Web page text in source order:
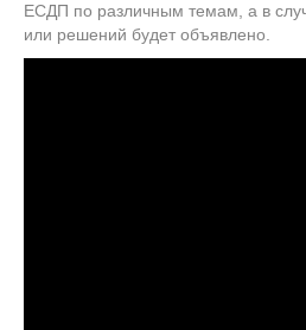
ЕСДП по различным темам, а в
или решений будет объявлено.